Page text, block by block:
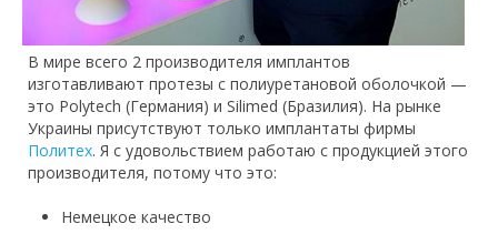
В мире всего 2 производителя имплантов
изготавливают протезы с полиуретановой оболочкой —
это Polytech (Германия) и Silimed (Бразилия). На рынке
Украины присутствуют только имплантаты фирмы
Политех. Я с удовольствием работаю с продукцией этого
производителя, потому что это:
Немецкое качество